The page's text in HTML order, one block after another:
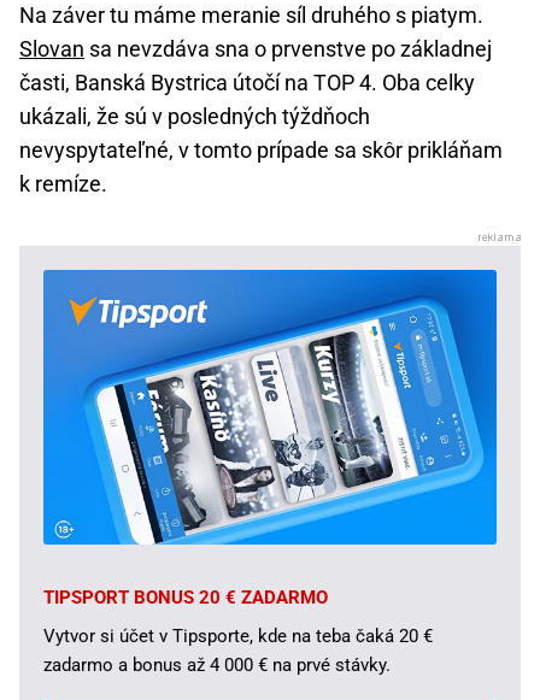
Na záver tu máme meranie síl druhého s piatym.
Slovan sa nevzdáva sna o prvenstve po základnej
časti, Banská Bystrica útočí na TOP 4. Oba celky
ukázali, že sú v posledných týždňoch
nevyspytateľné, v tomto prípade sa skôr prikláňam
k remíze.
TIPSPORT BONUS 20 € ZADARMO
Vytvor si účet v Tipsporte, kde na teba čaká 20 €
zadarmo a bonus až 4 000 € na prvé stávky.